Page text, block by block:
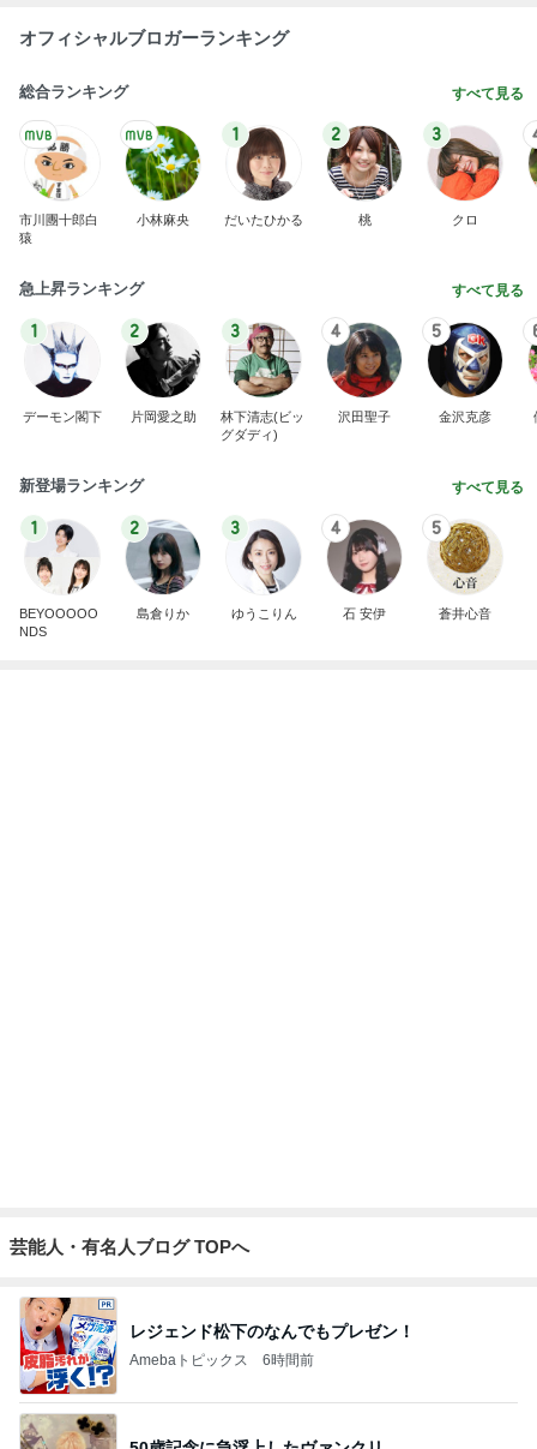
オフィシャルブロガーランキング
総合ランキング すべて見る
市川團十郎白
猿
小林麻央
1
だいたひかる
2
桃
3
クロ
急上昇ランキング すべて見る
1
デーモン閣下
2
片岡愛之助
3
林下清志(ビッ
グダディ)
4
沢田聖子
5
金沢克彦
新登場ランキング すべて見る
1
BEYOOOOO
NDS
2
島倉りか
3
ゆうこりん
4
石 安伊
5
蒼井心音
芸能人・有名人ブログ TOPへ
レジェンド松下のなんでもプレゼン！
Amebaトピックス 6時間前